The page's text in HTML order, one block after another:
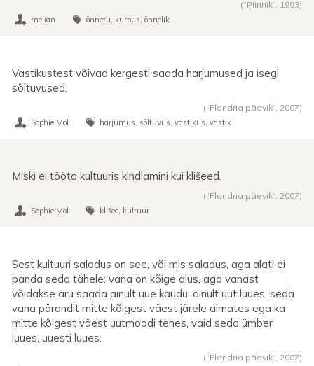
(“Piiririik”, 1993)
melian õnnetu kurbus õnnelik
Vastikustest võivad kergesti saada harjumused ja isegi
sõltuvused.
(“Flandria päevik”, 2007)
Sophie Mol harjumus sõltuvus vastikus vastik
Miski ei tööta kultuuris kindlamini kui klišeed.
(“Flandria päevik”, 2007)
Sophie Mol klišee kultuur
Sest kultuuri saladus on see, või mis saladus, aga alati ei
panda seda tähele: vana on kõige alus, aga vanast
võidakse aru saada ainult uue kaudu, ainult uut luues, seda
vana pärandit mitte kõigest väest järele aimates ega ka
mitte kõigest väest uutmoodi tehes, vaid seda ümber
luues, uuesti luues.
(“Flandria päevik”, 2007)